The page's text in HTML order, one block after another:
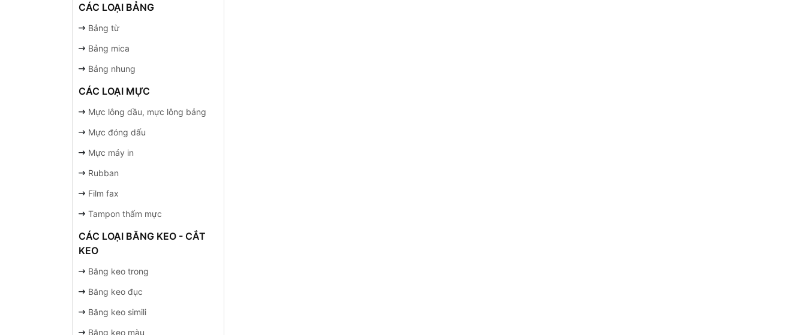
CÁC LOẠI BẢNG
Bảng từ
Bảng mica
Bảng nhung
CÁC LOẠI MỰC
Mực lông dầu, mực lông bảng
Mực đóng dấu
Mực máy in
Rubban
Film fax
Tampon thấm mực
CÁC LOẠI BĂNG KEO - CẮT
KEO
Băng keo trong
Băng keo đục
Băng keo simili
Băng keo màu